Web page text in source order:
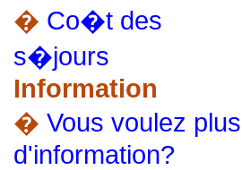
� Co�t des
s�jours
Information
� Vous voulez plus
d'information?